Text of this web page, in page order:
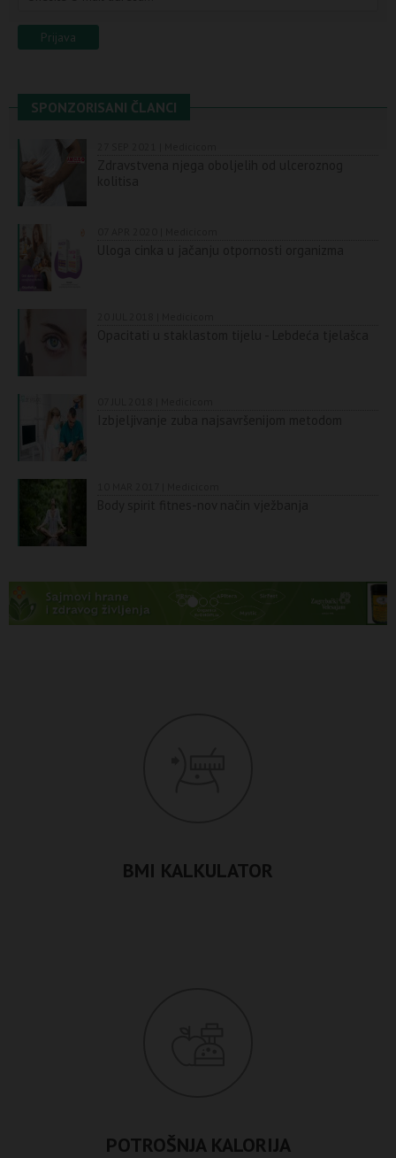
SPONZORISANI ČLANCI
BMI KALKULATOR
POTROŠNJA KALORIJA